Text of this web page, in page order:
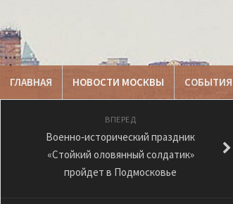
ГЛАВНАЯ НОВОСТИ МОСКВЫ
ВПЕРЕД
Военно‑исторический праздник
«Стойкий оловянный солдатик»
пройдет в Подмосковье